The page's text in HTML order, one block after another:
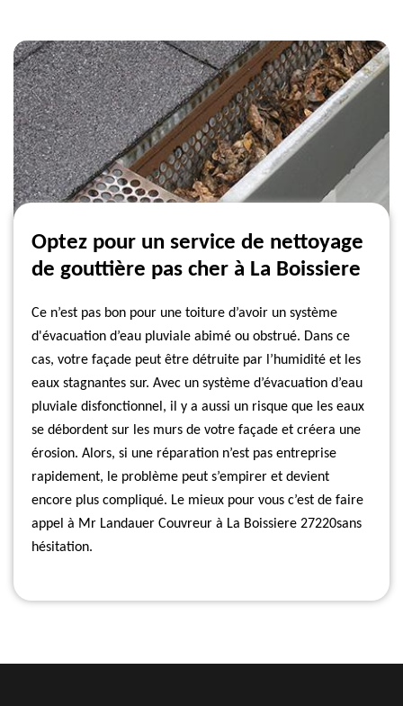
Optez pour un service de nettoyage
de gouttière pas cher à La Boissiere
Ce n’est pas bon pour une toiture d’avoir un système
d'évacuation d’eau pluviale abimé ou obstrué. Dans ce
cas, votre façade peut être détruite par l’humidité et les
eaux stagnantes sur. Avec un système d’évacuation d’eau
pluviale disfonctionnel, il y a aussi un risque que les eaux
se débordent sur les murs de votre façade et créera une
érosion. Alors, si une réparation n’est pas entreprise
rapidement, le problème peut s’empirer et devient
encore plus compliqué. Le mieux pour vous c’est de faire
appel à Mr Landauer Couvreur à La Boissiere 27220sans
hésitation.